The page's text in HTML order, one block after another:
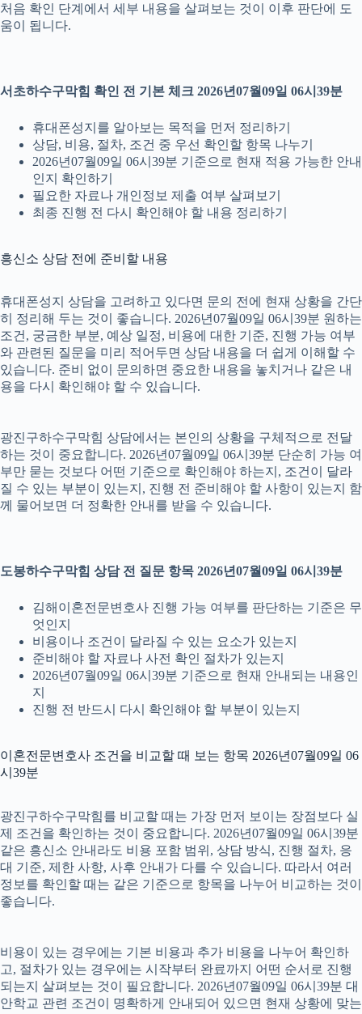
처음 확인 단계에서 세부 내용을 살펴보는 것이 이후 판단에 도
움이 됩니다.
서초하수구막힘 확인 전 기본 체크 2026년07월09일 06시39분
휴대폰성지를 알아보는 목적을 먼저 정리하기
상담, 비용, 절차, 조건 중 우선 확인할 항목 나누기
2026년07월09일 06시39분 기준으로 현재 적용 가능한 안내
인지 확인하기
필요한 자료나 개인정보 제출 여부 살펴보기
최종 진행 전 다시 확인해야 할 내용 정리하기
흥신소 상담 전에 준비할 내용
휴대폰성지 상담을 고려하고 있다면 문의 전에 현재 상황을 간단
히 정리해 두는 것이 좋습니다. 2026년07월09일 06시39분 원하는
조건, 궁금한 부분, 예상 일정, 비용에 대한 기준, 진행 가능 여부
와 관련된 질문을 미리 적어두면 상담 내용을 더 쉽게 이해할 수
있습니다. 준비 없이 문의하면 중요한 내용을 놓치거나 같은 내
용을 다시 확인해야 할 수 있습니다.
광진구하수구막힘 상담에서는 본인의 상황을 구체적으로 전달
하는 것이 중요합니다. 2026년07월09일 06시39분 단순히 가능 여
부만 묻는 것보다 어떤 기준으로 확인해야 하는지, 조건이 달라
질 수 있는 부분이 있는지, 진행 전 준비해야 할 사항이 있는지 함
께 물어보면 더 정확한 안내를 받을 수 있습니다.
도봉하수구막힘 상담 전 질문 항목 2026년07월09일 06시39분
김해이혼전문변호사 진행 가능 여부를 판단하는 기준은 무
엇인지
비용이나 조건이 달라질 수 있는 요소가 있는지
준비해야 할 자료나 사전 확인 절차가 있는지
2026년07월09일 06시39분 기준으로 현재 안내되는 내용인
지
진행 전 반드시 다시 확인해야 할 부분이 있는지
이혼전문변호사 조건을 비교할 때 보는 항목 2026년07월09일 06
시39분
광진구하수구막힘를 비교할 때는 가장 먼저 보이는 장점보다 실
제 조건을 확인하는 것이 중요합니다. 2026년07월09일 06시39분
같은 흥신소 안내라도 비용 포함 범위, 상담 방식, 진행 절차, 응
대 기준, 제한 사항, 사후 안내가 다를 수 있습니다. 따라서 여러
정보를 확인할 때는 같은 기준으로 항목을 나누어 비교하는 것이
좋습니다.
비용이 있는 경우에는 기본 비용과 추가 비용을 나누어 확인하
고, 절차가 있는 경우에는 시작부터 완료까지 어떤 순서로 진행
되는지 살펴보는 것이 필요합니다. 2026년07월09일 06시39분 대
안학교 관련 조건이 명확하게 안내되어 있으면 현재 상황에 맞는